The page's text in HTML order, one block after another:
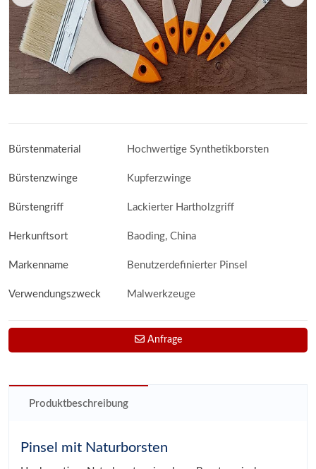
Bürstenmaterial Hochwertige Synthetikborsten
Bürstenzwinge Kupferzwinge
Bürstengriff Lackierter Hartholzgriff
Herkunftsort Baoding, China
Markenname Benutzerdefinierter Pinsel
Verwendungszweck Malwerkzeuge
Anfrage
Produktbeschreibung
Pinsel mit Naturborsten